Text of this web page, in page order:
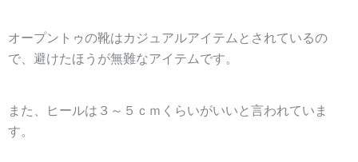
オープントゥの靴はカジュアルアイテムとされているの
で、避けたほうが無難なアイテムです。
また、ヒールは３～５ｃｍくらいがいいと言われていま
す。